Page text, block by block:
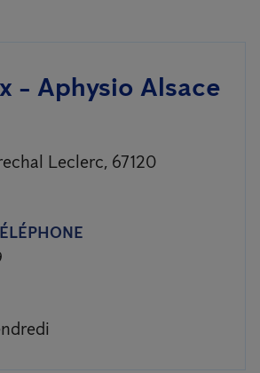
- Aphysio Alsace
Leclerc, 67120